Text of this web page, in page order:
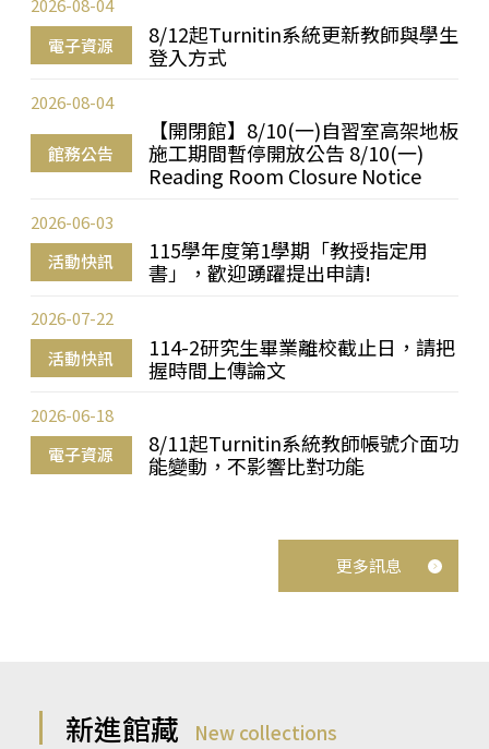
電子資源
8/12起Turnitin系統更新教師與學生
登入方式
2026-08-04
館務公告
【開閉館】8/10(一)自習室高架地板
施工期間暫停開放公告 8/10(一)
Reading Room Closure Notice
2026-08-04
活動快訊
115學年度第1學期「教授指定用
書」，歡迎踴躍提出申請!
2026-06-03
活動快訊
114-2研究生畢業離校截止日，請把
握時間上傳論文
2026-07-22
電子資源
8/11起Turnitin系統教師帳號介面功
能變動，不影響比對功能
2026-06-18
更多訊息
新進館藏 New collections